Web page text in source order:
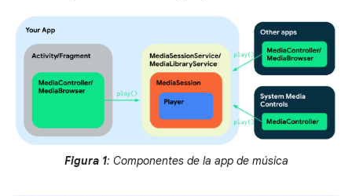
Figura 1: Componentes de la app de música